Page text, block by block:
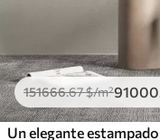
151666.67$/m²91000